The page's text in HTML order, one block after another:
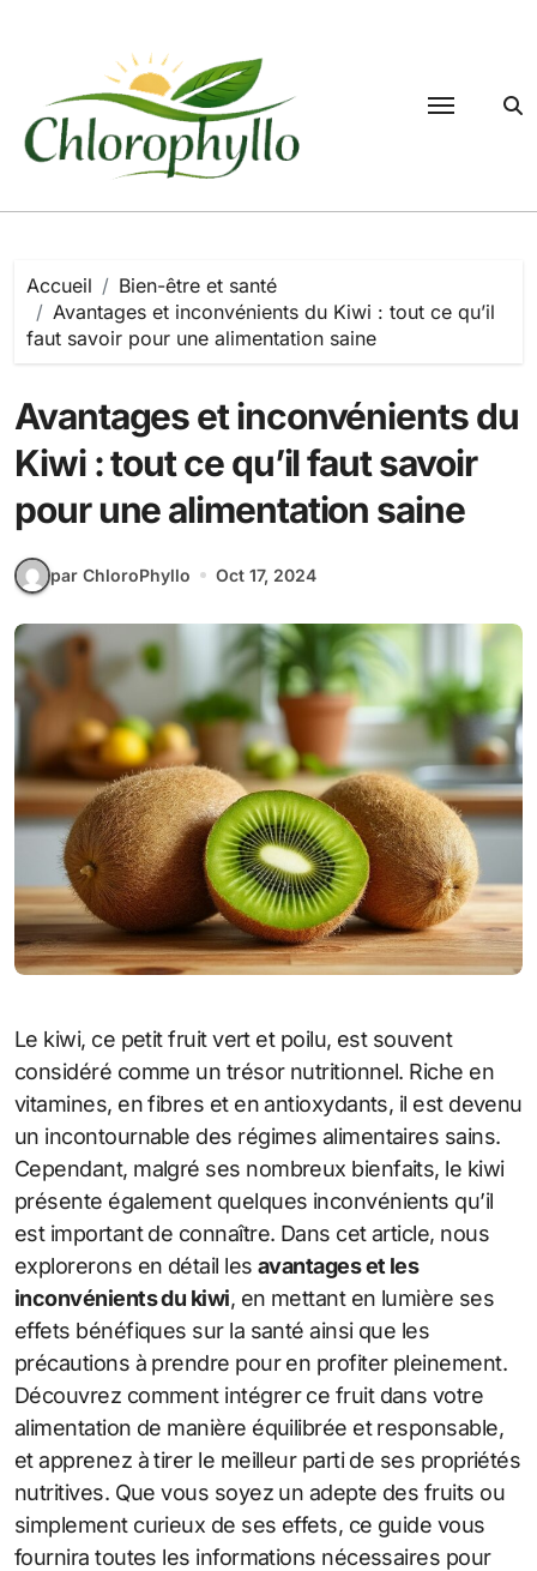
Accueil
Bien-être et santé
Avantages et inconvénients du Kiwi : tout ce qu’il
faut savoir pour une alimentation saine
Avantages et inconvénients du
Kiwi : tout ce qu’il faut savoir
pour une alimentation saine
par ChloroPhyllo Oct 17, 2024
Le kiwi, ce petit fruit vert et poilu, est souvent
considéré comme un trésor nutritionnel. Riche en
vitamines, en fibres et en antioxydants, il est devenu
un incontournable des régimes alimentaires sains.
Cependant, malgré ses nombreux bienfaits, le kiwi
présente également quelques inconvénients qu’il
est important de connaître. Dans cet article, nous
explorerons en détail les avantages et les
inconvénients du kiwi, en mettant en lumière ses
effets bénéfiques sur la santé ainsi que les
précautions à prendre pour en profiter pleinement.
Découvrez comment intégrer ce fruit dans votre
alimentation de manière équilibrée et responsable,
et apprenez à tirer le meilleur parti de ses propriétés
nutritives. Que vous soyez un adepte des fruits ou
simplement curieux de ses effets, ce guide vous
fournira toutes les informations nécessaires pour